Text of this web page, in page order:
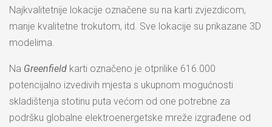
Najkvalitetnije lokacije označene su na karti zvjezdicom,
manje kvalitetne trokutom, itd. Sve lokacije su prikazane 3D
modelima.
Na Greenfield karti označeno je otprilike 616.000
potencijalno izvedivih mjesta s ukupnom mogućnosti
skladištenja stotinu puta većom od one potrebne za
podršku globalne elektroenergetske mreže izgrađene od